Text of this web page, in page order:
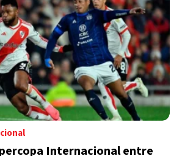
Internacional entre